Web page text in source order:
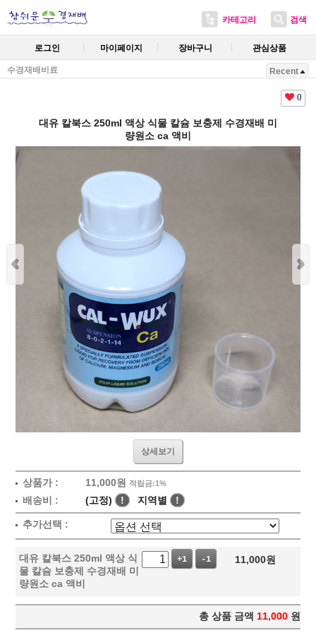
카테고리 검색
로그인 마이페이지 장바구니 관심상품
수경재배비료 Recent
0
대유 칼북스 250ml 액상 식물 칼슘 보충제 수경재배 미
량원소 ca 액비
상세보기
상품가 : 11,000원 적립금:1%
배송비 : (고정) ! 지역별 !
추가선택 :
대유 칼북스 250ml 액상 식
물 칼슘 보충제 수경재배 미
량원소 ca 액비
+1 -1 11,000원
총 상품 금액 11,000 원